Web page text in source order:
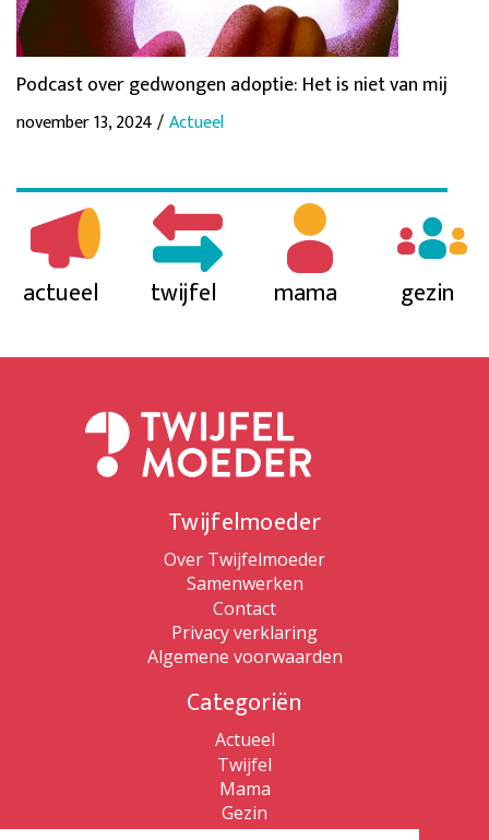
Podcast over gedwongen adoptie: Het is niet van mij
november 13, 2024 /Actueel
actueel twijfel mama gezin
Twijfelmoeder
Over Twijfelmoeder
Samenwerken
Contact
Privacy verklaring
Algemene voorwaarden
Categoriën
Actueel
Twijfel
Mama
Gezin